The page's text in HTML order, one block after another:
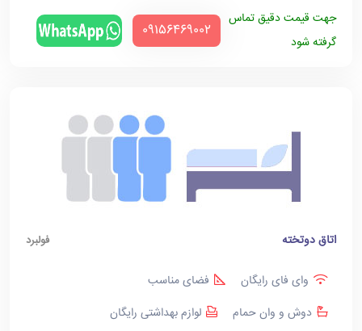
جهت قیمت دقیق تماس
گرفته شود
‪09156469002‬
اتاق دوتخته فولبرد
وای فای رایگان
فضای مناسب
دوش و وان حمام
لوازم بهداشتی رایگان